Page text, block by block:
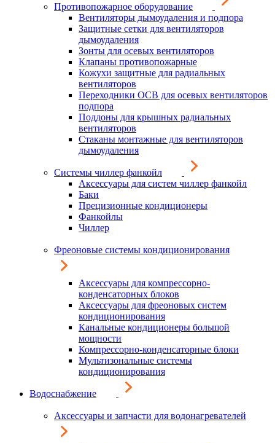
Противопожарное оборудование
Вентиляторы дымоудаления и подпора
Защитные сетки для вентиляторов
дымоудаления
Зонты для осевых вентиляторов
Клапаны противопожарные
Кожухи защитные для радиальных
вентиляторов
Переходники ОСВ для осевых вентиляторов
подпора
Поддоны для крышных радиальных
вентиляторов
Стаканы монтажные для вентиляторов
дымоудаления
Системы чиллер фанкойл
Аксессуары для систем чиллер фанкойл
Баки
Прецизионные кондиционеры
Фанкойлы
Чиллер
Фреоновые системы кондиционирования
Аксессуары для компрессорно-
конденсаторных блоков
Аксессуары для фреоновых систем
кондиционирования
Канальные кондиционеры большой
мощности
Компрессорно-конденсаторные блоки
Мультизональные системы
кондиционирования
Водоснабжение
Аксессуары и запчасти для водонагревателей